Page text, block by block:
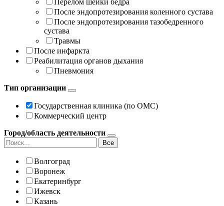
После эндопротезирования коленного сустава
После эндопротезирования тазобедренного
сустава
Травмы
После инфаркта
Реабилитация органов дыхания
Пневмония
Тип организации
Государственная клиника (по ОМС)
Коммерческий центр
Город/область деятельности
Все
Волгоград
Воронеж
Екатеринбург
Ижевск
Казань